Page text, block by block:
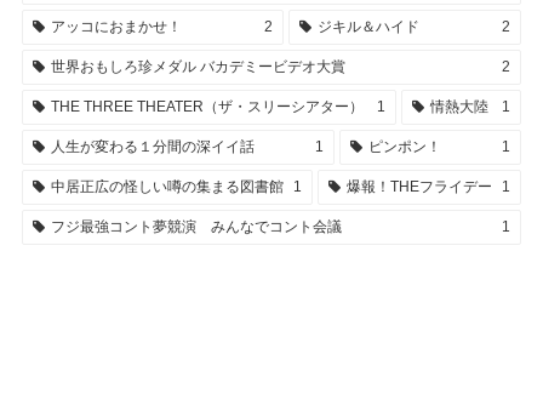
アッコにおまかせ！ 2 ジキル＆ハイド 2
世界おもしろ珍メダル バカデミービデオ大賞 2
THE THREE THEATER（ザ・スリーシアター） 1 情熱大陸 1
人生が変わる１分間の深イイ話 1 ピンポン！ 1
中居正広の怪しい噂の集まる図書館 1 爆報！THEフライデー 1
フジ最強コント夢競演 みんなでコント会議 1